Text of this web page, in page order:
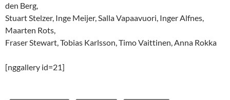
den Berg,
Stuart Stelzer, Inge Meijer, Salla Vapaavuori, Inger Alfnes,
Maarten Rots,
Fraser Stewart, Tobias Karlsson, Timo Vaittinen, Anna Rokka
[nggallery id=21]